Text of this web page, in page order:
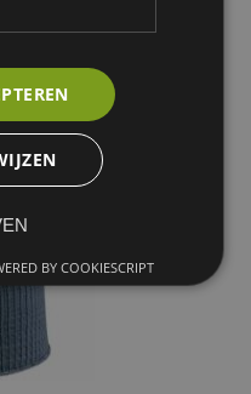
BY COOKIESCRIPT